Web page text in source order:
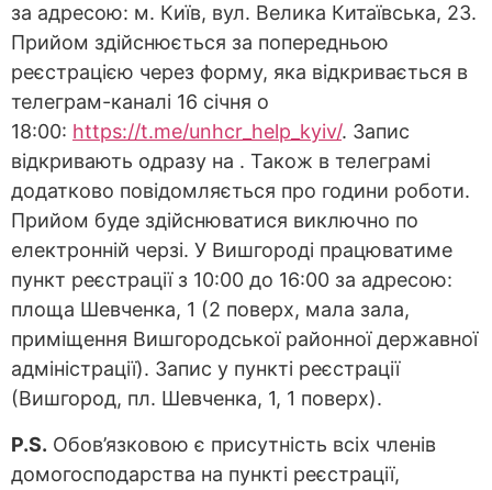
за адресою: м. Київ, вул. Велика Китаївська, 23.
Прийом здійснюється за попередньою
реєстрацією через форму, яка відкривається в
телеграм-каналі 16 січня о
18:00: https://t.me/unhcr_help_kyiv/. Запис
відкривають одразу на . Також в телеграмі
додатково повідомляється про години роботи.
Прийом буде здійснюватися виключно по
електронній черзі. У Вишгороді працюватиме
пункт реєстрації з 10:00 до 16:00 за адресою:
площа Шевченка, 1 (2 поверх, мала зала,
приміщення Вишгородської районної державної
адміністрації). Запис у пункті реєстрації
(Вишгород, пл. Шевченка, 1, 1 поверх).
P.S. Обов’язковою є присутність всіх членів
домогосподарства на пункті реєстрації,